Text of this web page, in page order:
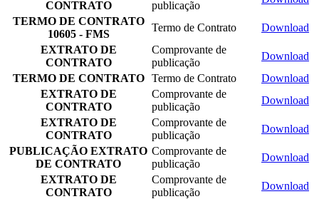
CONTRATO publicação
TERMO DE CONTRATO
10605 - FMS
Termo de Contrato
Download
EXTRATO DE
CONTRATO
Comprovante de
publicação
Download
TERMO DE CONTRATO
Termo de Contrato
Download
EXTRATO DE
CONTRATO
Comprovante de
publicação
Download
EXTRATO DE
CONTRATO
Comprovante de
publicação
Download
PUBLICAÇÃO EXTRATO
DE CONTRATO
Comprovante de
publicação
Download
EXTRATO DE
CONTRATO
Comprovante de
publicação
Download